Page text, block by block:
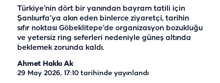
Türkiye’nin dört bir yanından bayram tatili için
Şanlıurfa’ya akın eden binlerce ziyaretçi, tarihin
sıfır noktası Göbeklitepe’de organizasyon bozukluğu
ve yetersiz ring seferleri nedeniyle güneş altında
beklemek zorunda kaldı.
Ahmet Hakkı Ak
29 May 2026, 17:10 tarihinde yayınlandı